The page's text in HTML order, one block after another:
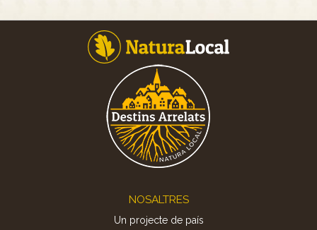
NOSALTRES
Un projecte de país